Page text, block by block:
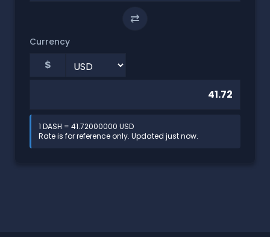
⇄
Currency
$
1 DASH = 41.72000000 USD
Rate is for reference only. Updated just now.